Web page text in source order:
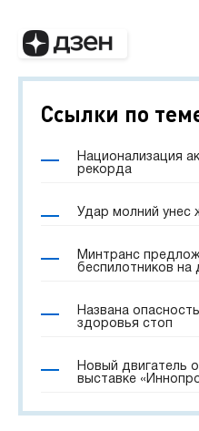
Ссылки по
Национализация
рекорда
Удар молний унес
Минтранс
беспилотников на
Названа
здоровья стоп
Новый двигатель
выставке